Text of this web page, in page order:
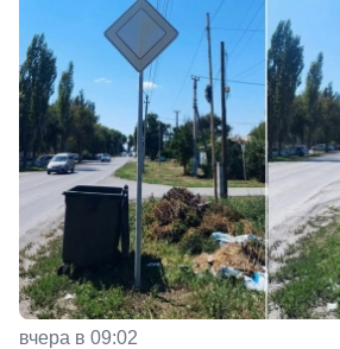
вчера в 09:02